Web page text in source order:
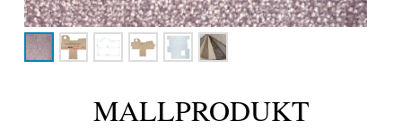
MALLPRODUKT